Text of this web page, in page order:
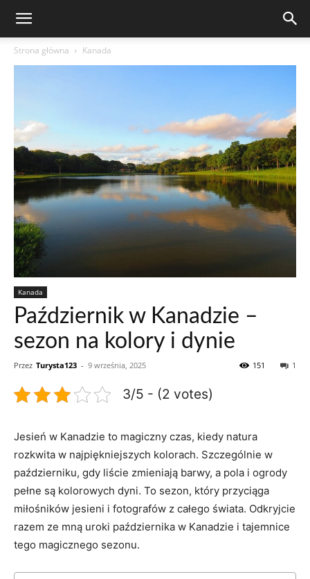
Strona główna Kanada
Kanada
Październik w Kanadzie –
sezon na kolory i dynie
Przez Turysta123 - 9 września, 2025 1
151
3/5 - (2 votes)
Jesień w ‌Kanadzie to ‌magiczny czas, kiedy natura
rozkwita⁤ w⁣ najpiękniejszych kolorach. Szczególnie w
październiku, gdy liście zmieniają barwy, a pola i ogrody
‌pełne są kolorowych ⁢dyni. To ‌sezon, który przyciąga​
miłośników‍ jesieni i fotografów z całego świata. Odkryjcie
razem ze mną uroki października w Kanadzie i tajemnice
tego magicznego sezonu.